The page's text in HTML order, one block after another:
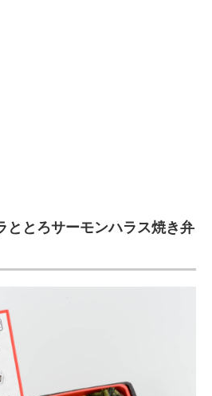
ととろサーモンハラス焼き弁